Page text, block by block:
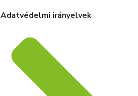
Adatvédelmi irányelvek